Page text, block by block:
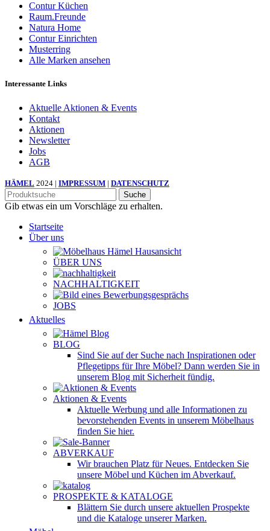
Contur Küchen
Raum.Freunde
Natura Home
Contur Einrichten
Musterring
Alle Marken ansehen
Interessante Links
Aktuelle Aktionen & Events
Kontakt
Aktionen
Newsletter
Jobs
AGB
HÄMEL 2024 | IMPRESSUM | DATENSCHUTZ
Suche
Gib etwas ein um Vorschläge zu erhalten.
Startseite
Über uns
ÜBER UNS
NACHHALTIGKEIT
JOBS
Aktuelles
BLOG
Sind Sie auf der Suche nach Inspirationen oder
Pflegetipps für Ihre Möbel? Dann werden Sie in
unserem Blog mit Sicherheit fündig.
Aktionen & Events
Aktuelle Werbung und alle Informationen zu
bevorstehenden Events in unserem Möbelhaus
finden Sie hier.
ABVERKAUF
Wir brauchen Platz für Neues. Entdecken Sie
unsere Möbel und Küchen im Abverkauf.
PROSPEKTE & KATALOGE
Blättern Sie durch unsere aktuellen Prospekte
und die Kataloge unserer Marken.